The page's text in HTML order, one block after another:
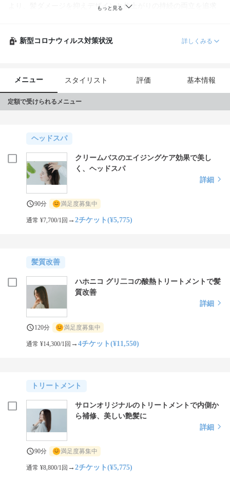
より、髪ダメージを抑えデザインと仕上がりの持続の両立を追求
新型コロナウィルス対策状況
詳しくみる
メニュー スタイリスト 評価 基本情報
定額で受けられるメニュー
ヘッドスパ
クリームバスのエイジングケア効果で美し
く、ヘッドスパ
詳細
90分 満足度募集中
通常 ¥7,700/1回 →2チケット(¥5,775)
髪質改善
ハホニコ グリ二コの酸熱トリートメントで髪
質改善
詳細
120分 満足度募集中
通常 ¥14,300/1回 →4チケット(¥11,550)
トリートメント
サロンオリジナルのトリートメントで内側か
ら補修、美しい艶髪に
詳細
90分 満足度募集中
通常 ¥8,800/1回 →2チケット(¥5,775)